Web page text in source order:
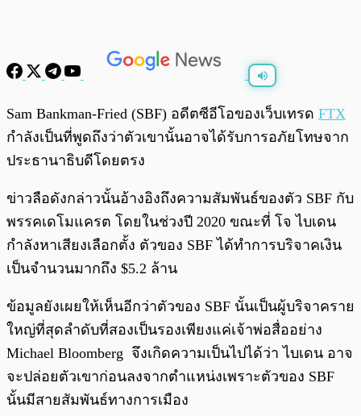
Sam Bankman-Fried (SBF) อดีตซีอีโอของเว็บเทรด FTX
กำลังเป็นที่พูดถึงว่าตัวเขานั้นอาจได้รับการอภัยโทษจาก
ประธานาธิบดีโดยตรง
ข่าวลือดังกล่าวนั้นอ้างอิงถึงความสัมพันธ์ของตัว SBF กับ
พรรคเดโมแครต โดยในช่วงปี 2020 ขณะที่ โจ ไบเดน
กำลังหาเสียงเลือกตั้ง ตัวของ SBF ได้ทำการบริจาคเงิน
เป็นจำนวนมากถึง $5.2 ล้าน
ข้อมูลยังเผยให้เห็นอีกว่าตัวของ SBF นั้นเป็นผู้บริจาคราย
ใหญ่ที่สุดลำดับที่สองเป็นรองเพียงแค่เจ้าพ่อสื่ออย่าง
Michael Bloomberg จึงเกิดความเป็นไปได้ว่า ไบเดน อาจ
จะปล่อยตัวเขาก่อนลงจากตำแหน่งเพราะตัวของ SBF
นั้นมีสายสัมพันธ์ทางการเมือง